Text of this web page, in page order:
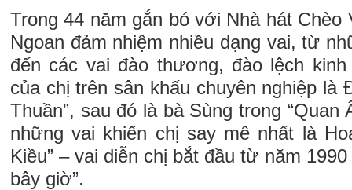
Trong 44 năm gắn bó với Nhà hát Chèo
Ngoan đảm nhiệm nhiều dạng vai, từ
đến các vai đào thương, đào lệch
của chị trên sân khấu chuyên nghiệp là
Thuần”, sau đó là bà Sùng trong “Quan
những vai khiến chị say mê nhất là
Kiều” – vai diễn chị bắt đầu từ năm
bây giờ”.